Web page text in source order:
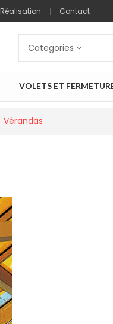
Réalisation Contact
Categories
VOLETS ET
Vérandas